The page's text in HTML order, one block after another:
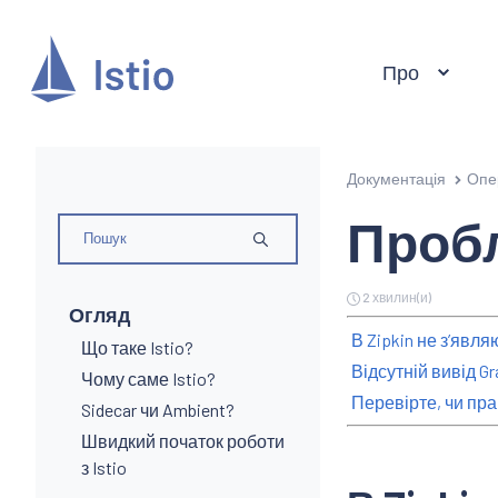
Про
Огляд
Що таке Istio?
Чому саме Istio?
Sidecar чи Ambient?
Швидкий початок роботи
з Istio
Документація
2 хвилин(и)
В Zipkin не
Відсутній вивід
Перевірте, чи